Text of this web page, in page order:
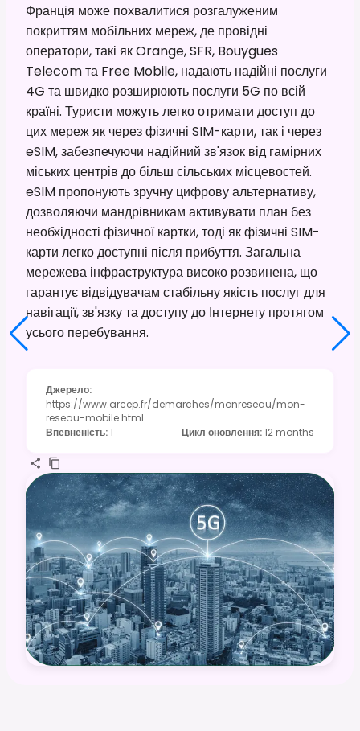
Франція може похвалитися розгалуженим
покриттям мобільних мереж, де провідні
оператори, такі як Orange, SFR, Bouygues
Telecom та Free Mobile, надають надійні послуги
4G та швидко розширюють послуги 5G по всій
країні. Туристи можуть легко отримати доступ до
цих мереж як через фізичні SIM-карти, так і через
eSIM, забезпечуючи надійний зв'язок від гамірних
міських центрів до більш сільських місцевостей.
eSIM пропонують зручну цифрову альтернативу,
дозволяючи мандрівникам активувати план без
необхідності фізичної картки, тоді як фізичні SIM-
карти легко доступні після прибуття. Загальна
мережева інфраструктура високо розвинена, що
гарантує відвідувачам стабільну якість послуг для
навігації, зв'язку та доступу до Інтернету протягом
усього перебування.
Джерело:
https://www.arcep.fr/demarches/monreseau/mon-
reseau-mobile.html
Впевненість:1 Цикл оновлення:12 months